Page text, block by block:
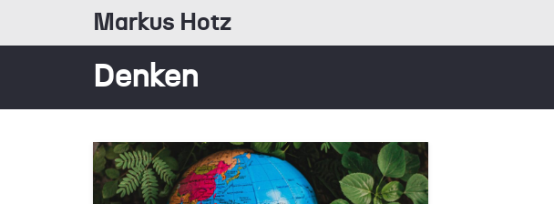
Markus Hotz
Denken